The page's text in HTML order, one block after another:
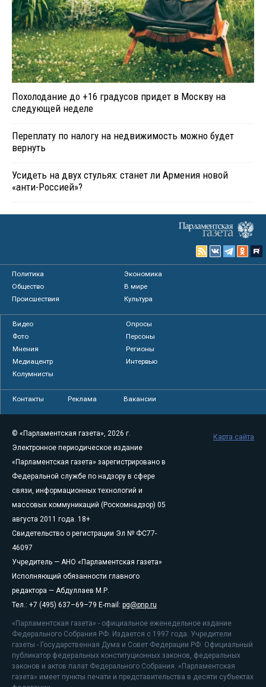
Похолодание до +16 градусов придет в Москву на
следующей неделе
Переплату по налогу на недвижимость можно будет
вернуть
Усидеть на двух стульях: станет ли Армения новой
«анти-Россией»?
Политика
Экономика
Общество
В мире
Происшествия
Культура
Видео
Опросы
Фото
Персоны
Мнения
Регионы
Медиацентр
Интервью
Колумнисты
Контакты Реклама Вакансии
© «Парламентская газета», 2026 г.
Электронное периодическое издание
«Парламентская газета» зарегистрировано в
Федеральной службе по надзору в сфере
связи, информационных технологий и
массовых коммуникаций (Роскомнадзор) 05
августа 2011 года. 18+
Свидетельство о регистрации Эл № ФС77-
46097
Учредитель — АНО «Парламентская газета»
Исполняющий обязанности главного
редактора — Абдуллаев М.Р.
Тел.: +7 (495) 637–69–79 E-mail: pg@pnp.ru
«Парламентская газета» - официальное еженедельное издание
Федерального Собрания РФ. Издается с 1997 года. Учредители
газеты - Государственная Дума и Совет Федерации РФ. Официальный
публикатор федеральных конституционных законов, федеральных
законов и актов палат Федерального Собрания. «Парламентская
газета» имеет пункты печати и представительства в десяти субъектах
Карта сайта